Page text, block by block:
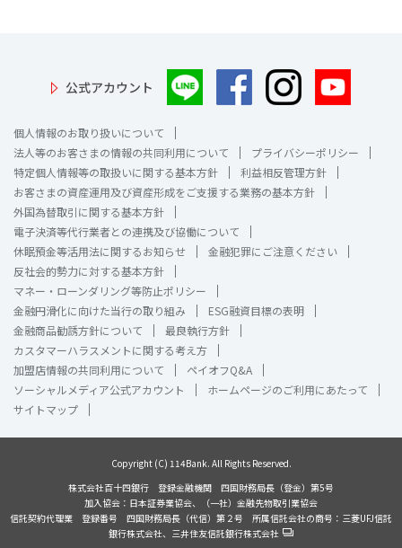
公式アカウント
個人情報のお取り扱いについて
法人等のお客さまの情報の共同利用について
プライバシーポリシー
特定個人情報等の取扱いに関する基本方針
利益相反管理方針
お客さまの資産運用及び資産形成をご支援する業務の基本方針
外国為替取引に関する基本方針
電子決済等代行業者との連携及び協働について
休眠預金等活用法に関するお知らせ
金融犯罪にご注意ください
反社会的勢力に対する基本方針
マネー・ローンダリング等防止ポリシー
金融円滑化に向けた当行の取り組み
ESG融資目標の表明
金融商品勧誘方針について
最良執行方針
カスタマーハラスメントに関する考え方
加盟店情報の共同利用について
ペイオフQ&A
ソーシャルメディア公式アカウント
ホームページのご利用にあたって
サイトマップ
Copyright (C) 114Bank. All Rights Reserved.
株式会社百十四銀行 登録金融機関 四国財務局長（登金）第5号
加入協会：日本証券業協会、（一社）金融先物取引業協会
信託契約代理業 登録番号 四国財務局長（代信）第２号 所属信託会社の商号：三菱UFJ信託
銀行株式会社、三井住友信託銀行株式会社